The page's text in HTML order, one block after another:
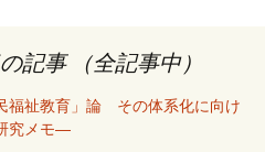
記事 （全記事中）
祉教育」論 その体系化に向け
究メモ―